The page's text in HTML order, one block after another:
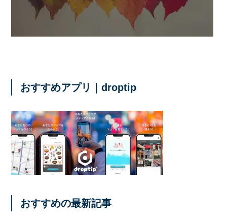
おすすめアプリ｜droptip
おすすめの最新記事